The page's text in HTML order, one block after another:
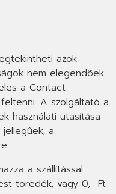
azok
nem elegendõek
a Contact
A szolgáltató a
használati utasítása
a
a szállítással
töredék, vagy 0,- Ft-